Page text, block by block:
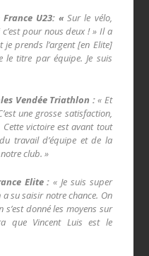
France U23: «Sur le vélo,
pour nous deux ! » Il a
prends l’argent [en Elite]
le titre par équipe. Je suis
Vendée Triathlon :« Et
une grosse satisfaction,
victoire est avant tout
travail d’équipe et de la
club. »
Elite :« Je suis super
su saisir notre chance. On
donné les moyens sur
que Vincent Luis est le